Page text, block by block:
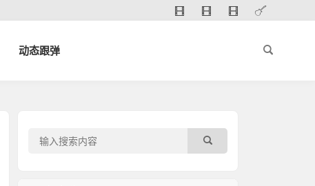
动态跟弹